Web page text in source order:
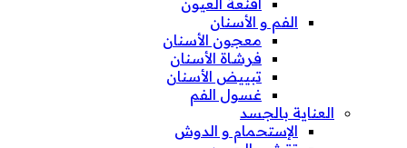
أقنعة العيون
الفم و الأسنان
معجون الأسنان
فرشاة الأسنان
تبييض الأسنان
غسول الفم
العناية بالجسد
الإستحمام و الدوش